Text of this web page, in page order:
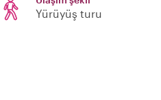
Yürüyüş turu